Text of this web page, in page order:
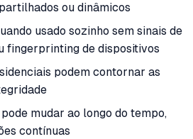
ou dinâmicos
usado sozinho sem sinais de
fingerprinting de dispositivos
podem contornar as
mudar ao longo do tempo,
contínuas